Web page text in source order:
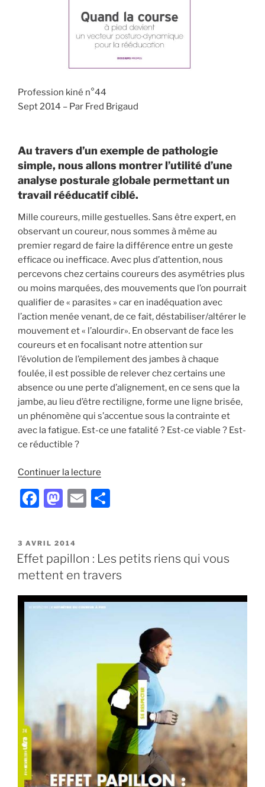
Profession kiné n°44
Sept 2014 – Par Fred Brigaud
Au travers d’un exemple de pathologie
simple, nous allons montrer l’utilité d’une
analyse posturale globale permettant un
travail rééducatif ciblé.
Mille coureurs, mille gestuelles. Sans être expert, en
observant un coureur, nous sommes à même au
premier regard de faire la différence entre un geste
efficace ou inefficace. Avec plus d’attention, nous
percevons chez certains coureurs des asymétries plus
ou moins marquées, des mouvements que l’on pourrait
qualifier de « parasites » car en inadéquation avec
l’action menée venant, de ce fait, déstabiliser/altérer le
mouvement et « l’alourdir». En observant de face les
coureurs et en focalisant notre attention sur
l’évolution de l’empilement des jambes à chaque
foulée, il est possible de relever chez certains une
absence ou une perte d’alignement, en ce sens que la
jambe, au lieu d’être rectiligne, forme une ligne brisée,
un phénomène qui s’accentue sous la contrainte et
avec la fatigue. Est-ce une fatalité ? Est-ce viable ? Est-
ce réductible ?
Continuer la lecture
la
devient
un
posturo-
rééducation »
F
c
e
b
o
o
M
st
o
d
o
n
E
l
g
er
PUBLIÉ
LE
3 AVRIL 2014
Effet papillon : Les petits riens qui vous
mettent en travers